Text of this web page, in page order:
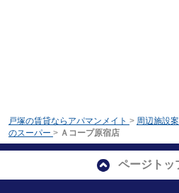
戸塚の賃貸ならアパマンメイト > 周辺施設
のスーパー > Ａコープ原宿店
ページトッ